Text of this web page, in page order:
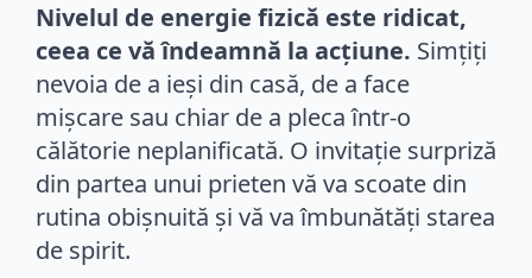
Nivelul de energie fizică este ridicat,
ceea ce vă îndeamnă la acțiune. Simțiți
nevoia de a ieși din casă, de a face
mișcare sau chiar de a pleca într-o
călătorie neplanificată. O invitație surpriză
din partea unui prieten vă va scoate din
rutina obișnuită și vă va îmbunătăți starea
de spirit.